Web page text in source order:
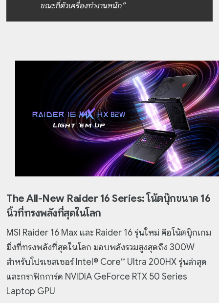
ขณะที่ตัวเครื่องทำงานหนัก”
The All-New Raider 16 Series: โน้ตบุ๊กขนาด 16
นิ้วที่ทรงพลังที่สุดในโลก
MSI Raider 16 Max และ Raider 16 รุ่นใหม่ คือโน้ตบุ๊กเกม
มิ่งที่ทรงพลังที่สุดในโลก มอบพลังรวมสูงสุดถึง 300W
สำหรับโปรเซสเซอร์ Intel® Core™ Ultra 200HX รุ่นล่าสุด
และกราฟิกการ์ด NVIDIA GeForce RTX 50 Series
Laptop GPU